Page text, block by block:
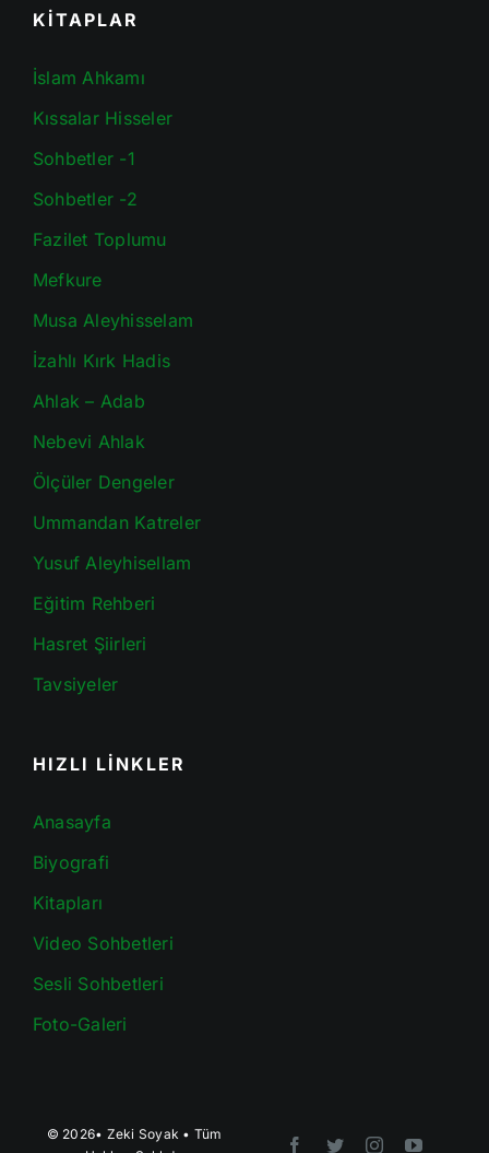
KİTAPLAR
İslam Ahkamı
Kıssalar Hisseler
Sohbetler -1
Sohbetler -2
Fazilet Toplumu
Mefkure
Musa Aleyhisselam
İzahlı Kırk Hadis
Ahlak – Adab
Nebevi Ahlak
Ölçüler Dengeler
Ummandan Katreler
Yusuf Aleyhisellam
Eğitim Rehberi
Hasret Şiirleri
Tavsiyeler
HIZLI LİNKLER
Anasayfa
Biyografi
Kitapları
Video Sohbetleri
Sesli Sohbetleri
Foto-Galeri
© 2026• Zeki Soyak • Tüm